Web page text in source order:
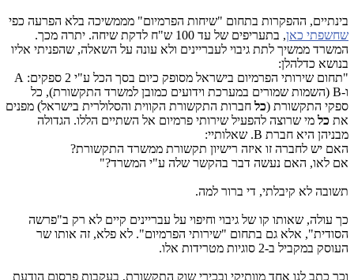
בינתיים, ההפקרות בתחום "שיחות הפרמיום" מממשיכה בלא הפרעה כפי
שחשפתי כאן
, בתעריפים של עד 100 ש"ח לדקת שיחה. יתרה מכך.
המשרד ממשיך לתת גיבוי לעבריינים ולא עונה על השאלה, שהפניתי אליו
בנושא כדלהלן:
"תחום שירותי הפרמיום בישראל מסופק כיום בסך הכל ע"י 2 ספקים: A
ו-B (השמות שמורים במערכת וידועים כמובן למשרד התקשורת), כל
ספקי התקשורת (כל חברות התקשורת הקווית והסלולרית בישראל) מפנים
את כל מי שרוצה להפעיל שירותי פרמיום אל השתיים הללו. הגדולה
מבניהן היא חברת B. שאלותיי:
האם יש לחברה זו איזה רישיון תקשורת ממשרד התקשורת?
אם לאו, האם נעשה דבר בהקשר שלה ע"י המשרד?"
תשובה לא קיבלתי, די ברור למה.
כך עולה, שאותו קו של גיבוי וחיפוי על עבריינים קיים לא רק ב"פרשה
הסודית", אלא גם בתחום "שירותי הפרמיום". לא פלא, זה אותו שר
העוסק במקביל ב-2 סוגיות מטרידות אלו.
וכך כתב לנו אחד מוותיקי ובכירי שוק התקשורת, בעקבות פרסום הודעת